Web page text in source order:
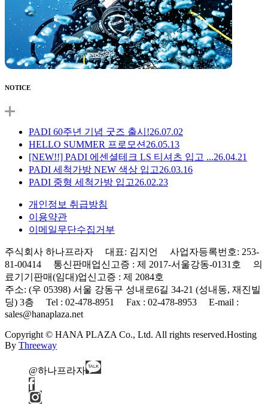
NOTICE
PADI 60주년 기념 굿즈 출시!26.07.02
HELLO SUMMER 프로모션 26.05.13
[NEW!!] PADI 에센셜테크 LS 티셔츠 입고 ...26.04.21
PADI 세척가방 NEW 색상 입고26.03.16
PADI 중형 세척가방 입고26.02.23
개인정보 취급방침
이용약관
이메일무단수집거부
주식회사 하나프라자 대표: 김지언 사업자등록번호: 253-
81-00414 통신판매업신고증 : 제 2017-서울강동-0131호 의
료기기판매(임대)업신고증 : 제 2084호
주소: (우 05398) 서울 강동구 성내로6길 34-21 (성내동, 재진빌
딩) 3층 Tel : 02-478-8951 Fax : 02-478-8953 E-mail :
sales@hanaplaza.net
Copyright © HANA PLAZA Co., Ltd. All rights reserved.Hosting
By Threeway
@하나프라자